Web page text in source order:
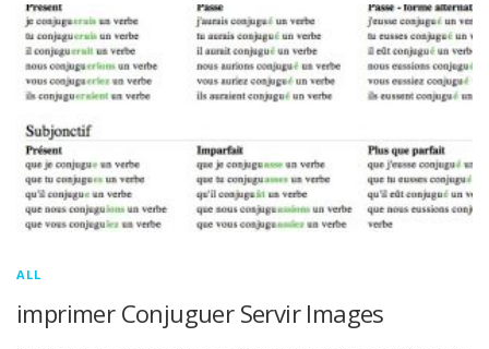
ALL
imprimer Conjuguer Servir Images